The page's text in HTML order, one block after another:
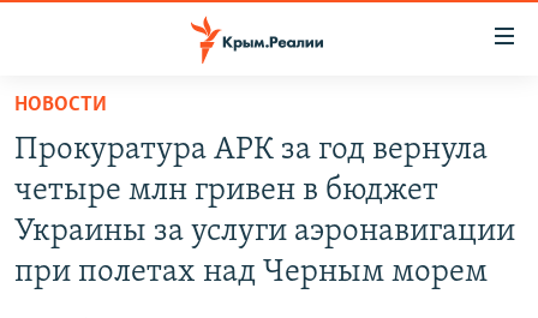
Вернуться
основному
содержанию
Вернутся
главной
СПЕЦПРОЕКТЫ
КАРТА ВОЕННЫХ ОБЪЕКТОВ КРЫМА
ВОДА
НОВОСТИ
Прокуратура АРК за год вернула
четыре млн гривен в бюджет
Украины за услуги аэронавигации
при полетах над Черным морем